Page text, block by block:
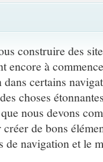
construire des
encore à
certains
choses
nous devons
de bons
de navigation et le